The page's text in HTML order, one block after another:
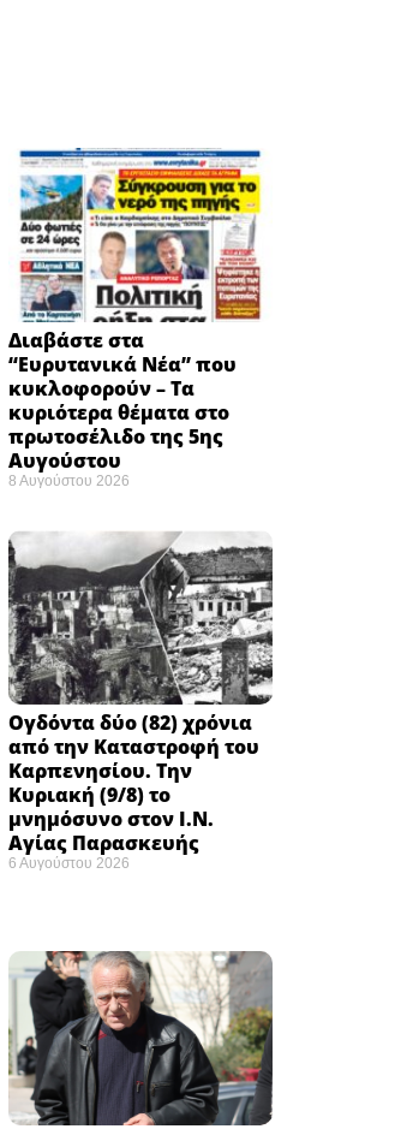
Διαβάστε στα
“Ευρυτανικά Νέα” που
κυκλοφορούν – Τα
κυριότερα θέματα στο
πρωτοσέλιδο της 5ης
Αυγούστου
8 Αυγούστου 2026
Ογδόντα δύο (82) χρόνια
από την Καταστροφή του
Καρπενησίου. Την
Κυριακή (9/8) το
μνημόσυνο στον Ι.Ν.
Αγίας Παρασκευής
6 Αυγούστου 2026